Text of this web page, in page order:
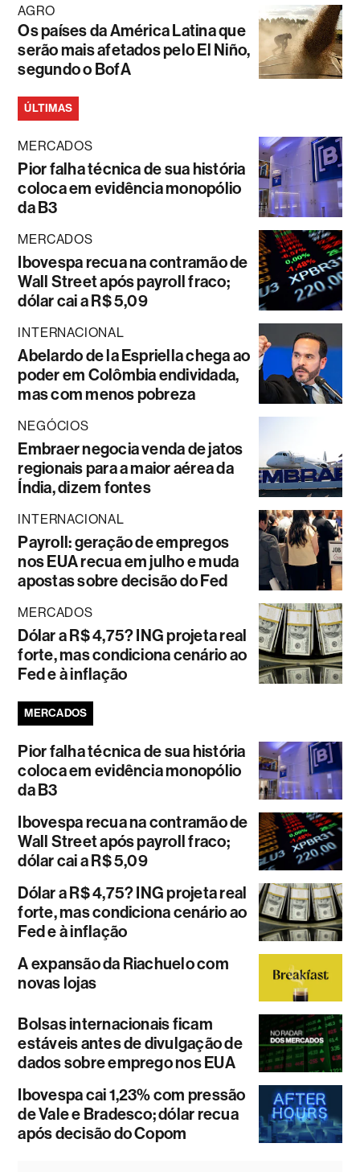
AGRO
Os países da América Latina que
serão mais afetados pelo El Niño,
segundo o BofA
ÚLTIMAS
MERCADOS
Pior falha técnica de sua história
coloca em evidência monopólio
da B3
MERCADOS
Ibovespa recua na contramão de
Wall Street após payroll fraco;
dólar cai a R$ 5,09
INTERNACIONAL
Abelardo de la Espriella chega ao
poder em Colômbia endividada,
mas com menos pobreza
NEGÓCIOS
Embraer negocia venda de jatos
regionais para a maior aérea da
Índia, dizem fontes
INTERNACIONAL
Payroll: geração de empregos
nos EUA recua em julho e muda
apostas sobre decisão do Fed
MERCADOS
Dólar a R$ 4,75? ING projeta real
forte, mas condiciona cenário ao
Fed e à inflação
MERCADOS
Pior falha técnica de sua história
coloca em evidência monopólio
da B3
Ibovespa recua na contramão de
Wall Street após payroll fraco;
dólar cai a R$ 5,09
Dólar a R$ 4,75? ING projeta real
forte, mas condiciona cenário ao
Fed e à inflação
A expansão da Riachuelo com
novas lojas
Bolsas internacionais ficam
estáveis antes de divulgação de
dados sobre emprego nos EUA
Ibovespa cai 1,23% com pressão
de Vale e Bradesco; dólar recua
após decisão do Copom